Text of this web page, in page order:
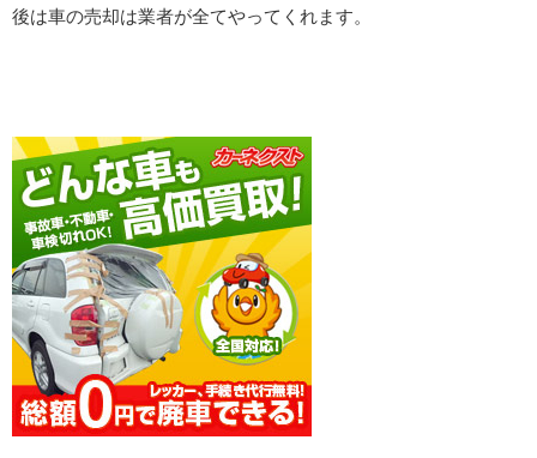
後は車の売却は業者が全てやってくれます。